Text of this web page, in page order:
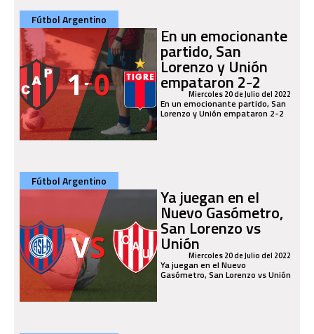
Fútbol Argentino
En un emocionante
partido, San
Lorenzo y Unión
empataron 2-2
Miercoles 20 de Julio del 2022
En un emocionante partido, San
Lorenzo y Unión empataron 2-2
Fútbol Argentino
Ya juegan en el
Nuevo Gasómetro,
San Lorenzo vs
UniónMiercoles 20 de Julio del 2022
Ya juegan en el Nuevo
Gasómetro, San Lorenzo vs Unión